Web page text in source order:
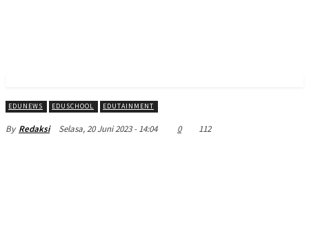
EDUNEWS EDUSCHOOL EDUTAINMENT
By Redaksi Selasa, 20 Juni 2023 - 14:04 0 112